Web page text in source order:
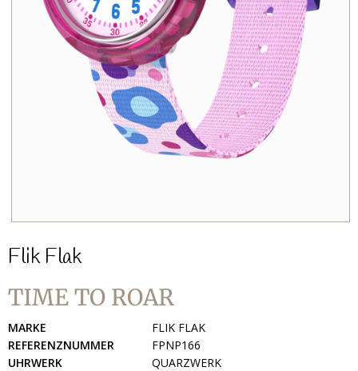
Flik Flak
TIME TO ROAR
MARKE
FLIK FLAK
REFERENZNUMMER
FPNP166
UHRWERK
QUARZWERK